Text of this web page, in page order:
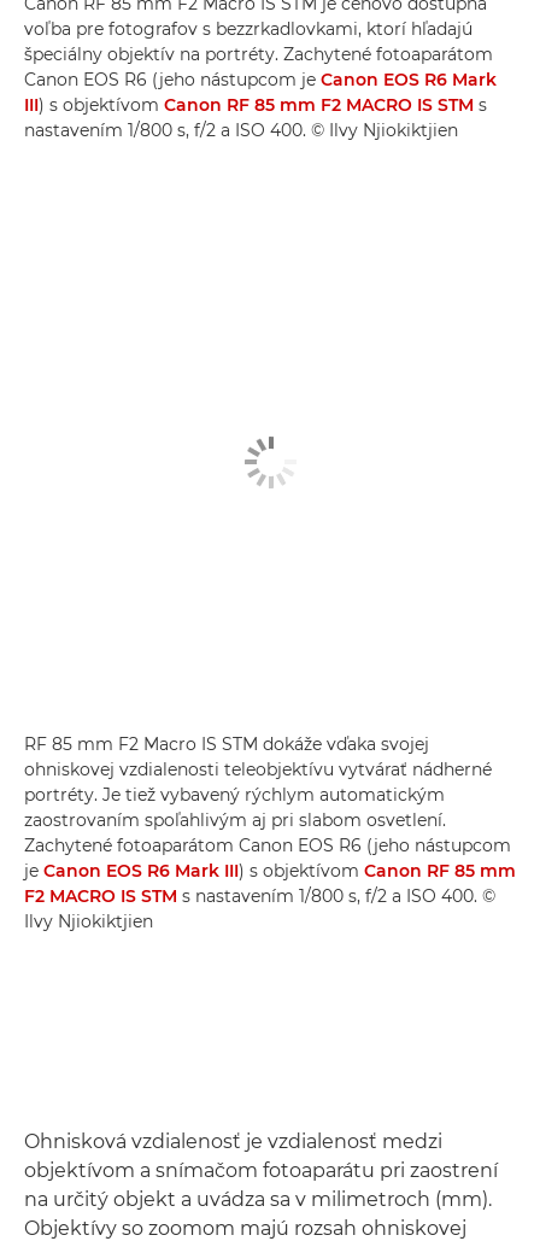
voľba pre fotografov s bezzrkadlovkami, ktorí hľadajú
špeciálny objektív na portréty. Zachytené fotoaparátom
Canon EOS R6 (jeho nástupcom je Canon EOS R6 Mark
III) s objektívom Canon RF 85 mm F2 MACRO IS STM s
nastavením 1/800 s, f/2 a ISO 400. © Ilvy Njiokiktjien
RF 85 mm F2 Macro IS STM dokáže vďaka svojej
ohniskovej vzdialenosti teleobjektívu vytvárať nádherné
portréty. Je tiež vybavený rýchlym automatickým
zaostrovaním spoľahlivým aj pri slabom osvetlení.
Zachytené fotoaparátom Canon EOS R6 (jeho nástupcom
je Canon EOS R6 Mark III) s objektívom Canon RF 85 mm
F2 MACRO IS STM s nastavením 1/800 s, f/2 a ISO 400. ©
Ilvy Njiokiktjien
Ohnisková vzdialenosť je vzdialenosť medzi
objektívom a snímačom fotoaparátu pri zaostrení
na určitý objekt a uvádza sa v milimetroch (mm).
Objektívy so zoomom majú rozsah ohniskovej